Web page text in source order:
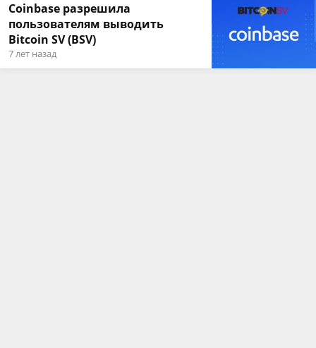
Coinbase разрешила
пользователям выводить
Bitcoin SV (BSV)
7 лет назад